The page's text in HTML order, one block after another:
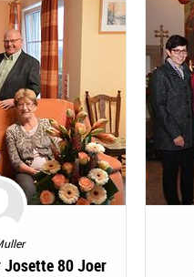
Josette 80 Joer